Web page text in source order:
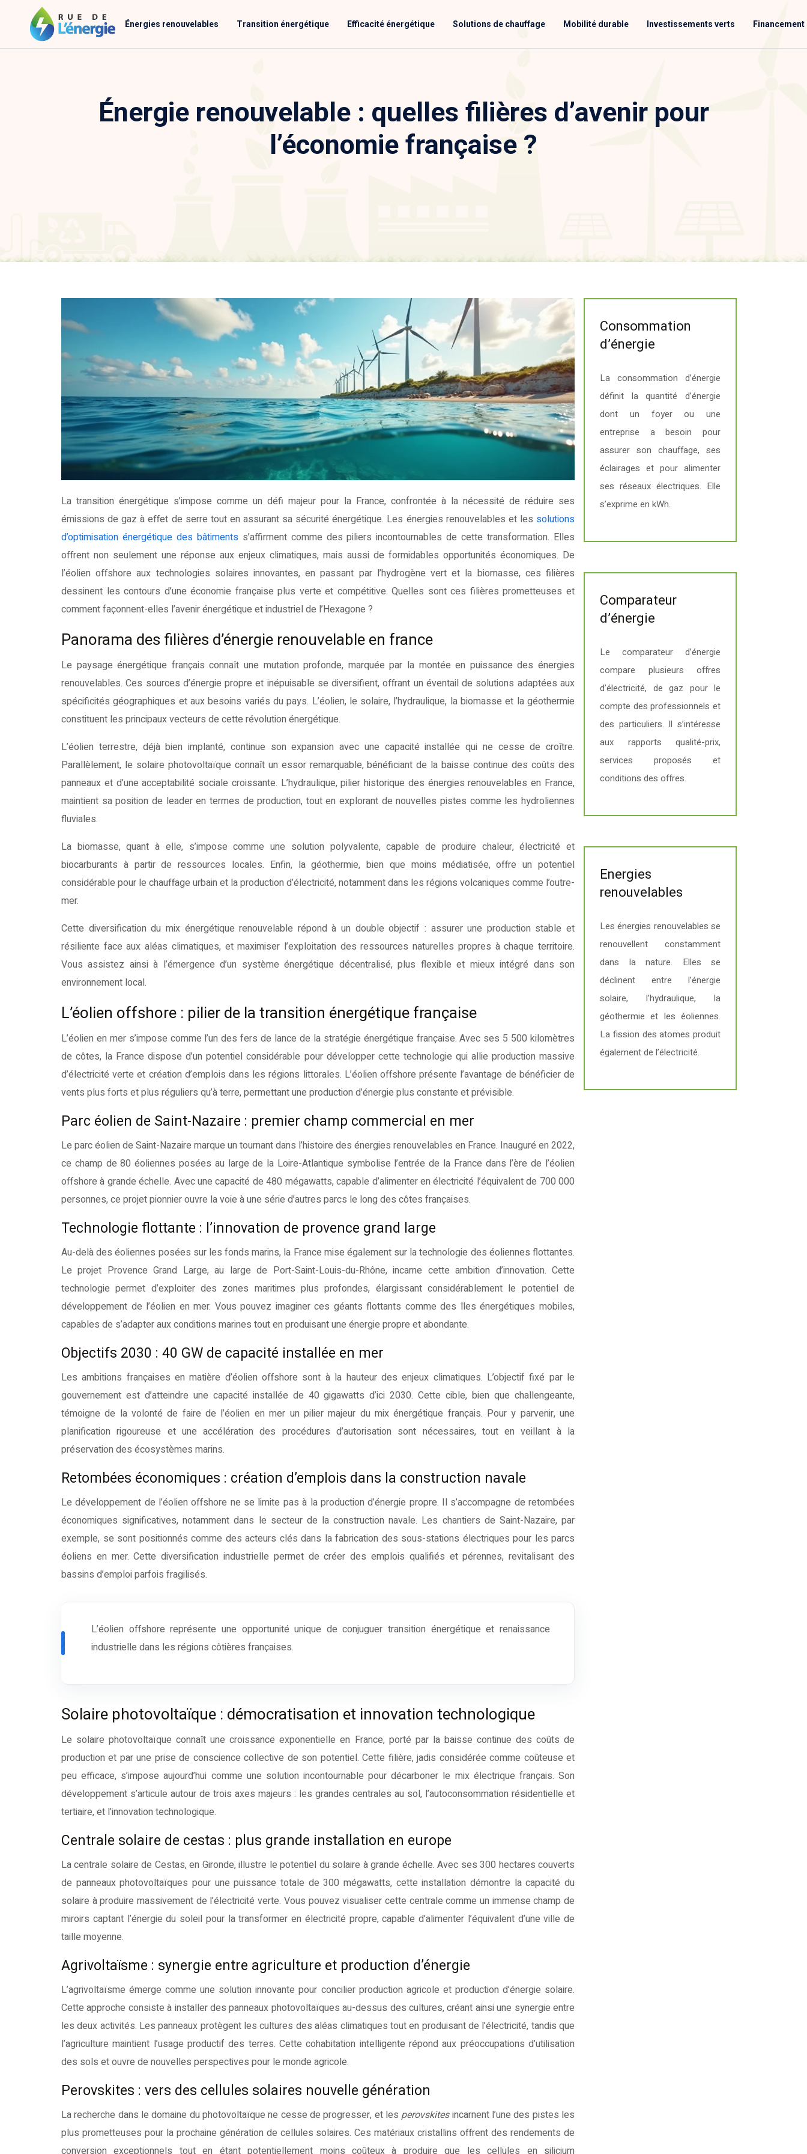
Énergies renouvelables Transition énergétique Efficacité énergétique Solutions de chauffage Mobilité durable Investissements verts
Énergie renouvelable : quelles filières d’avenir pour
l’économie française ?
La transition énergétique s’impose comme un défi majeur pour la France, confrontée à la nécessité de réduire ses
émissions de gaz à effet de serre tout en assurant sa sécurité énergétique. Les énergies renouvelables et les solutions
d’optimisation énergétique des bâtimentss’affirment comme des piliers incontournables de cette transformation. Elles
offrent non seulement une réponse aux enjeux climatiques, mais aussi de formidables opportunités économiques. De
l’éolien offshore aux technologies solaires innovantes, en passant par l’hydrogène vert et la biomasse, ces filières
dessinent les contours d’une économie française plus verte et compétitive. Quelles sont ces filières prometteuses et
comment façonnent-elles l’avenir énergétique et industriel de l’Hexagone ?
Panorama des filières d’énergie renouvelable en france
Le paysage énergétique français connaît une mutation profonde, marquée par la montée en puissance des énergies
renouvelables. Ces sources d’énergie propre et inépuisable se diversifient, offrant un éventail de solutions adaptées aux
spécificités géographiques et aux besoins variés du pays. L’éolien, le solaire, l’hydraulique, la biomasse et la géothermie
constituent les principaux vecteurs de cette révolution énergétique.
L’éolien terrestre, déjà bien implanté, continue son expansion avec une capacité installée qui ne cesse de croître.
Parallèlement, le solaire photovoltaïque connaît un essor remarquable, bénéficiant de la baisse continue des coûts des
panneaux et d’une acceptabilité sociale croissante. L’hydraulique, pilier historique des énergies renouvelables en France,
maintient sa position de leader en termes de production, tout en explorant de nouvelles pistes comme les hydroliennes
fluviales.
La biomasse, quant à elle, s’impose comme une solution polyvalente, capable de produire chaleur, électricité et
biocarburants à partir de ressources locales. Enfin, la géothermie, bien que moins médiatisée, offre un potentiel
considérable pour le chauffage urbain et la production d’électricité, notamment dans les régions volcaniques comme l’outre-
mer.
Cette diversification du mix énergétique renouvelable répond à un double objectif : assurer une production stable et
résiliente face aux aléas climatiques, et maximiser l’exploitation des ressources naturelles propres à chaque territoire.
Vous assistez ainsi à l’émergence d’un système énergétique décentralisé, plus flexible et mieux intégré dans son
environnement local.
L’éolien offshore : pilier de la transition énergétique française
L’éolien en mer s’impose comme l’un des fers de lance de la stratégie énergétique française. Avec ses 5 500 kilomètres
de côtes, la France dispose d’un potentiel considérable pour développer cette technologie qui allie production massive
d’électricité verte et création d’emplois dans les régions littorales. L’éolien offshore présente l’avantage de bénéficier de
vents plus forts et plus réguliers qu’à terre, permettant une production d’énergie plus constante et prévisible.
Parc éolien de Saint-Nazaire : premier champ commercial en mer
Le parc éolien de Saint-Nazaire marque un tournant dans l’histoire des énergies renouvelables en France. Inauguré en 2022,
ce champ de 80 éoliennes posées au large de la Loire-Atlantique symbolise l’entrée de la France dans l’ère de l’éolien
offshore à grande échelle. Avec une capacité de 480 mégawatts, capable d’alimenter en électricité l’équivalent de 700 000
personnes, ce projet pionnier ouvre la voie à une série d’autres parcs le long des côtes françaises.
Technologie flottante : l’innovation de provence grand large
Au-delà des éoliennes posées sur les fonds marins, la France mise également sur la technologie des éoliennes flottantes.
Le projet Provence Grand Large, au large de Port-Saint-Louis-du-Rhône, incarne cette ambition d’innovation. Cette
technologie permet d’exploiter des zones maritimes plus profondes, élargissant considérablement le potentiel de
développement de l’éolien en mer. Vous pouvez imaginer ces géants flottants comme des îles énergétiques mobiles,
capables de s’adapter aux conditions marines tout en produisant une énergie propre et abondante.
Objectifs 2030 : 40 GW de capacité installée en mer
Les ambitions françaises en matière d’éolien offshore sont à la hauteur des enjeux climatiques. L’objectif fixé par le
gouvernement est d’atteindre une capacité installée de 40 gigawatts d’ici 2030. Cette cible, bien que challengeante,
témoigne de la volonté de faire de l’éolien en mer un pilier majeur du mix énergétique français. Pour y parvenir, une
planification rigoureuse et une accélération des procédures d’autorisation sont nécessaires, tout en veillant à la
préservation des écosystèmes marins.
Retombées économiques : création d’emplois dans la construction navale
Le développement de l’éolien offshore ne se limite pas à la production d’énergie propre. Il s’accompagne de retombées
économiques significatives, notamment dans le secteur de la construction navale. Les chantiers de Saint-Nazaire, par
exemple, se sont positionnés comme des acteurs clés dans la fabrication des sous-stations électriques pour les parcs
éoliens en mer. Cette diversification industrielle permet de créer des emplois qualifiés et pérennes, revitalisant des
bassins d’emploi parfois fragilisés.
L’éolien offshore représente une opportunité unique de conjuguer transition énergétique et renaissance
industrielle dans les régions côtières françaises.
Solaire photovoltaïque : démocratisation et innovation technologique
Le solaire photovoltaïque connaît une croissance exponentielle en France, porté par la baisse continue des coûts de
production et par une prise de conscience collective de son potentiel. Cette filière, jadis considérée comme coûteuse et
peu efficace, s’impose aujourd’hui comme une solution incontournable pour décarboner le mix électrique français. Son
développement s’articule autour de trois axes majeurs : les grandes centrales au sol, l’autoconsommation résidentielle et
tertiaire, et l’innovation technologique.
Centrale solaire de cestas : plus grande installation en europe
La centrale solaire de Cestas, en Gironde, illustre le potentiel du solaire à grande échelle. Avec ses 300 hectares couverts
de panneaux photovoltaïques pour une puissance totale de 300 mégawatts, cette installation démontre la capacité du
solaire à produire massivement de l’électricité verte. Vous pouvez visualiser cette centrale comme un immense champ de
miroirs captant l’énergie du soleil pour la transformer en électricité propre, capable d’alimenter l’équivalent d’une ville de
taille moyenne.
Agrivoltaïsme : synergie entre agriculture et production d’énergie
L’agrivoltaïsme émerge comme une solution innovante pour concilier production agricole et production d’énergie solaire.
Cette approche consiste à installer des panneaux photovoltaïques au-dessus des cultures, créant ainsi une synergie entre
les deux activités. Les panneaux protègent les cultures des aléas climatiques tout en produisant de l’électricité, tandis que
l’agriculture maintient l’usage productif des terres. Cette cohabitation intelligente répond aux préoccupations d’utilisation
des sols et ouvre de nouvelles perspectives pour le monde agricole.
Perovskites : vers des cellules solaires nouvelle génération
La recherche dans le domaine du photovoltaïque ne cesse de progresser, et les perovskitesincarnent l’une des pistes les
plus prometteuses pour la prochaine génération de cellules solaires. Ces matériaux cristallins offrent des rendements de
conversion exceptionnels tout en étant potentiellement moins coûteux à produire que les cellules en silicium
Consommation
d’énergie
La consommation d’énergie
définit la quantité d’énergie
dont un foyer ou une
entreprise a besoin pour
assurer son chauffage, ses
éclairages et pour alimenter
ses réseaux électriques. Elle
s’exprime en kWh.
Comparateur
d’énergie
Le comparateur d’énergie
compare plusieurs offres
d’électricité, de gaz pour le
compte des professionnels et
des particuliers. Il s’intéresse
aux rapports qualité-prix,
services proposés et
conditions des offres.
Energies
renouvelables
Les énergies renouvelables se
renouvellent constamment
dans la nature. Elles se
déclinent entre l’énergie
solaire, l’hydraulique, la
géothermie et les éoliennes.
La fission des atomes produit
également de l’électricité.